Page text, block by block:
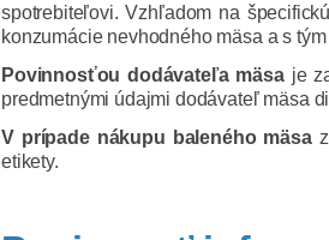
spotrebiteľovi. Vzhľadom na
konzumácie nevhodného mäsa a s
Povinnosťou dodávateľa mäsaje
predmetnými údajmi dodávateľ mäsa
V prípade nákupu baleného mäsa
etikety.